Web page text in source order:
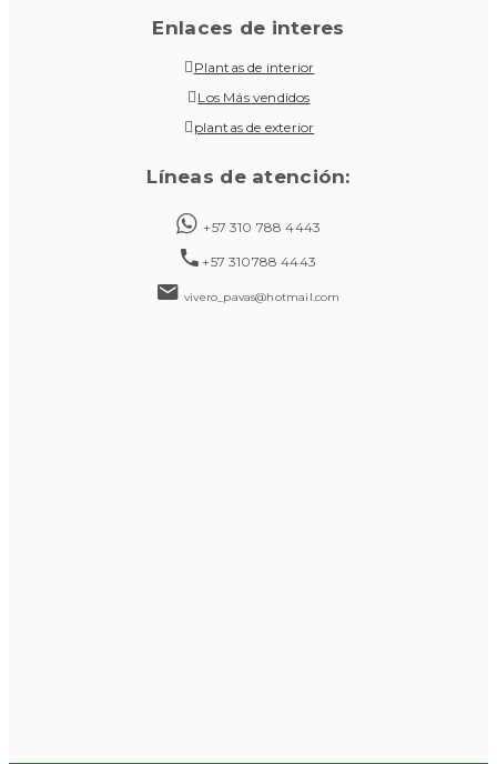
Enlaces de interes
Plantas de interior
Los Más vendidos
plantas de exterior
Líneas de atención:
+57 310 788 4443
+57 310788 4443
vivero_pavas@hotmail.com